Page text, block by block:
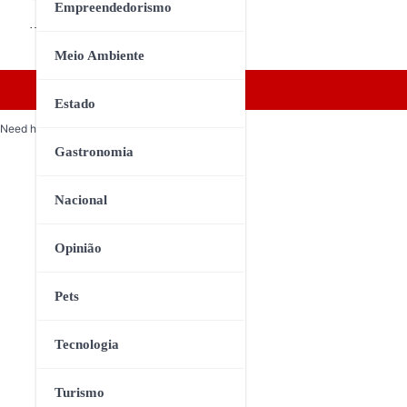
Empreendedorismo
Meio Ambiente
Estado
Gastronomia
Nacional
Opinião
Pets
Tecnologia
Turismo
Need help? Our team is just a message away